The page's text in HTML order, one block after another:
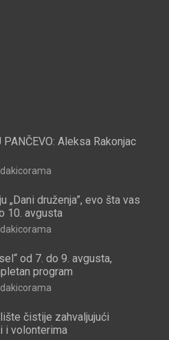
PANČEVO: Aleksa Rakonjac
dakicorama
„Dani druženja”, evo šta vas
10. avgusta
dakicorama
od 7. do 9. avgusta,
program
dakicorama
čistije zahvaljujući
i volonterima